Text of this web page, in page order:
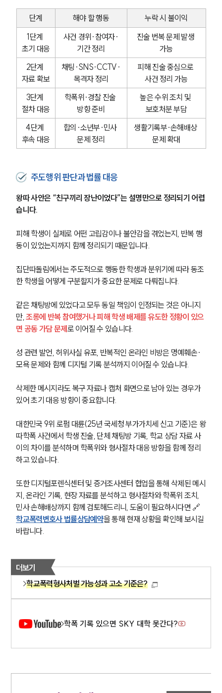
단계 해야 할 행동
누락 시 불이익
1단계
초기 대응
사건 경위·참여자·
기간 정리
진술 번복 문제 발생
가능
2단계
자료 확보
채팅·SNS·CCTV·
목격자 정리
피해 진술 중심으로
사건 정리 가능
3단계
절차 대응
학폭위·경찰 진술
방향 준비
높은 수위 조치 및
보호처분 부담
4단계
후속 대응
합의·소년부·민사
문제 정리
생활기록부·손해배상
문제 확대
주도행위 판단과 법률 대응
왕따 사안은 “친구끼리 장난이었다”는 설명만으로 정리되기 어렵
습니다.
피해 학생이 실제로 어떤 고립감이나 불안감을 겪었는지, 반복 행
동이 있었는지까지 함께 정리되기 때문입니다.
집단따돌림에서는 주도적으로 행동한 학생과 분위기에 따라 동조
한 학생을 어떻게 구분할지가 중요한 문제로 다뤄집니다.
같은 채팅방에 있었다고 모두 동일 책임이 인정되는 것은 아니지
만, 조롱에 반복 참여했거나 피해 학생 배제를 유도한 정황이 있으
면 공동 가담 문제 로 이어질 수 있습니다.
성 관련 발언, 허위사실 유포, 반복적인 온라인 비방은 명예훼손·
모욕 문제와 함께 디지털 기록 분석까지 이어질 수 있습니다.
삭제한 메시지라도 복구 자료나 캡처 화면으로 남아 있는 경우가
있어 초기 대응 방향이 중요합니다.
대한민국 9위 로펌 대륜(25년 국세청 부가가치세 신고 기준)은 왕
따학폭 사건에서 학생 진술, 단체 채팅방 기록, 학교 상담 자료 사
이의 차이를 분석하며 학폭위와 형사절차 대응 방향을 함께 정리
하고 있습니다.
또한 디지털포렌식센터 및 증거조사센터 협업을 통해 삭제된 메시
지, 온라인 기록, 현장 자료를 분석하고 형사절차와 학폭위 조치,
민사 손해배상까지 함께 검토해드리니, 도움이 필요하시다면 🔗
학교폭력변호사 법률상담예약을 통해 현재 상황을 확인해 보시길
바랍니다.
더보기
학교폭력형사처벌 가능성과 고소 기준은?
학폭 기록 있으면 SKY 대학 못간다?